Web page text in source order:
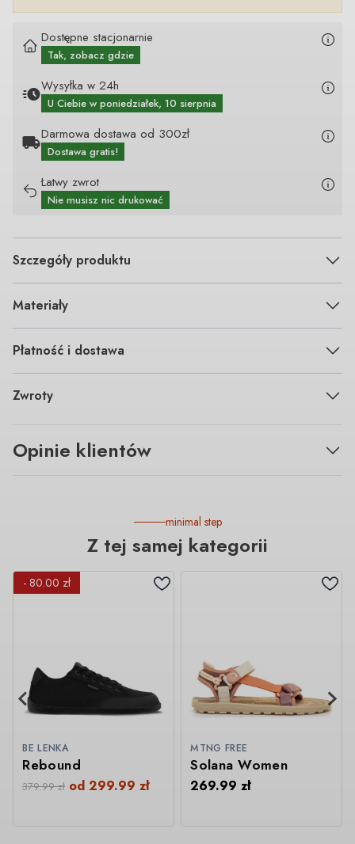
Dostępne stacjonarnie
Tak, zobacz gdzie
Wysyłka w 24h
U Ciebie w poniedziałek, 10 sierpnia
Darmowa dostawa od 300zł
Dostawa gratis!
Łatwy zwrot
Nie musisz nic drukować
Szczegóły produktu
Materiały
Płatność i dostawa
Zwroty
Opinie klientów
minimal step
Z tej samej kategorii
- 80.00 zł
BE LENKA
Rebound
379.99zł od299.99zł
MTNG FREE
Solana Women
269.99zł